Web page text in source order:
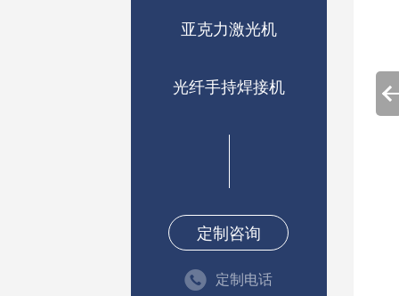
亚克力激光机
光纤手持焊接机
定制咨询
定制电话